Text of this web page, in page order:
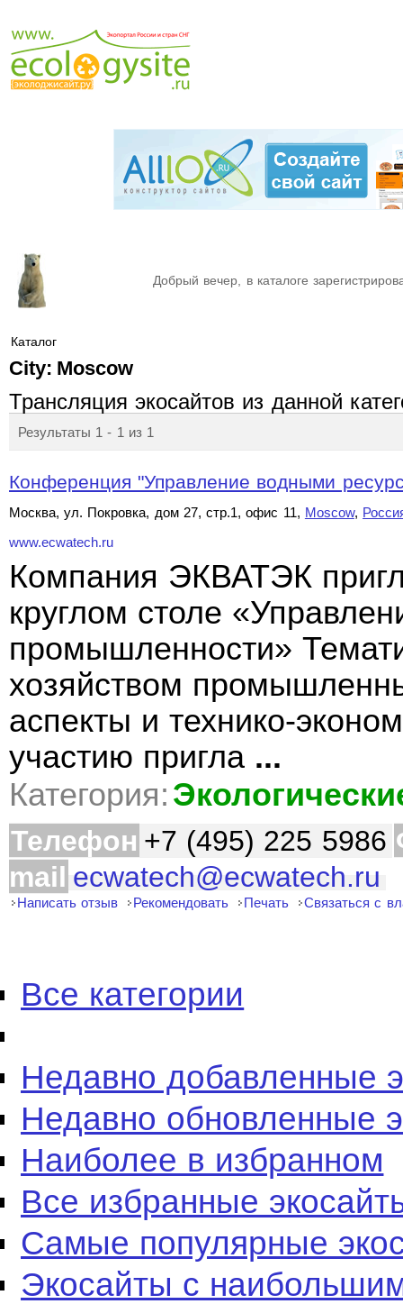
Добрый вечер, в каталоге
Каталог
City: Moscow
Трансляция экосайтов из данной
Результаты 1 - 1 из 1
Конференция "Управление водными
Москва, ул. Покровка, дом 27, стр.1, офис 11, Moscow,
www.ecwatech.ru
Компания ЭКВАТЭК
круглом столе
промышленности»
хозяйством
аспекты и технико-
участию пригла ...
Категория:
Телефон +7 (495) 225 5986
mail ecwatech@ecwatech.ru
Написать отзыв Рекомендовать Печать Связаться с
Все категории
Недавно добавленные
Недавно обновленные
Наиболее в избранном
Все избранные
Самые популярные
Экосайты с